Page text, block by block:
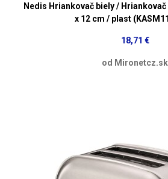
Nedis Hriankovač biely / Hriankovač
x 12 cm / plast
18,71 €
od Mironetcz.sk